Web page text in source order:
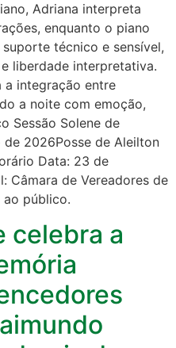
Adriana interpreta
enquanto o piano
técnico e sensível,
liberdade interpretativa.
integração entre
a noite com emoção,
Sessão Solene de
2026Posse de Aleilton
Data: 23 de
Câmara de Vereadores de
público.
celebra a